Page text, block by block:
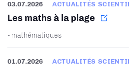
03.07.2026 ACTUALITÉS
Les maths à la plage
- mathématiques
01.07.2026 ACTUALITÉS